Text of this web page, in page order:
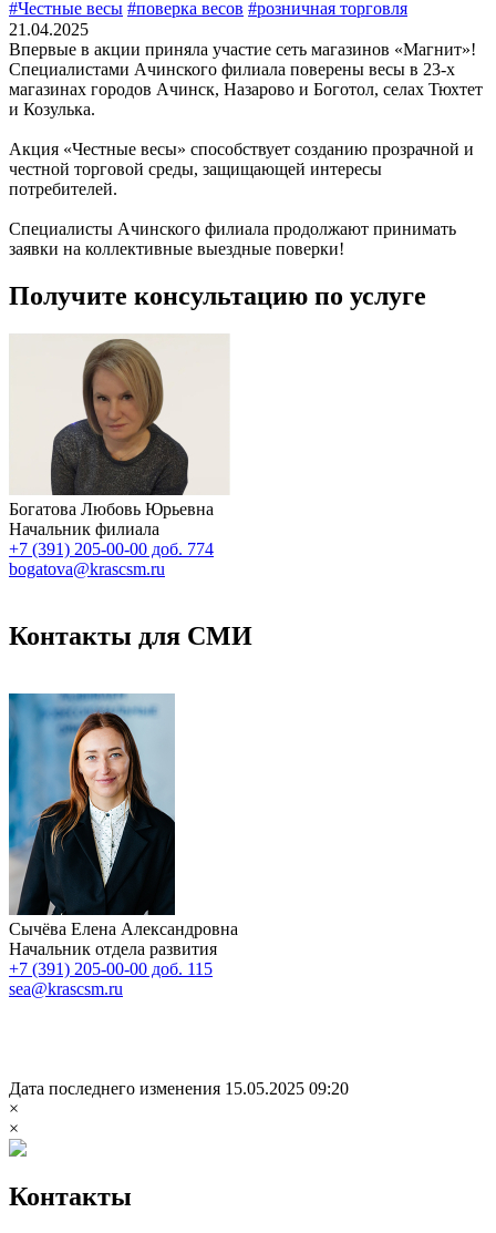
#Честные весы #поверка весов #розничная торговля
21.04.2025
Впервые в акции приняла участие сеть магазинов «Магнит»!
Специалистами Ачинского филиала поверены весы в 23-х
магазинах городов Ачинск, Назарово и Боготол, селах Тюхтет
и Козулька.
Акция «Честные весы» способствует созданию прозрачной и
честной торговой среды, защищающей интересы
потребителей.
Специалисты Ачинского филиала продолжают принимать
заявки на коллективные выездные поверки!
Получите консультацию по услуге
Богатова Любовь Юрьевна
Начальник филиала
+7 (391) 205-00-00 доб. 774
bogatova@krascsm.ru
Контакты для СМИ
Сычёва Елена Александровна
Начальник отдела развития
+7 (391) 205-00-00 доб. 115
sea@krascsm.ru
Дата последнего изменения 15.05.2025 09:20
×
×
Контакты